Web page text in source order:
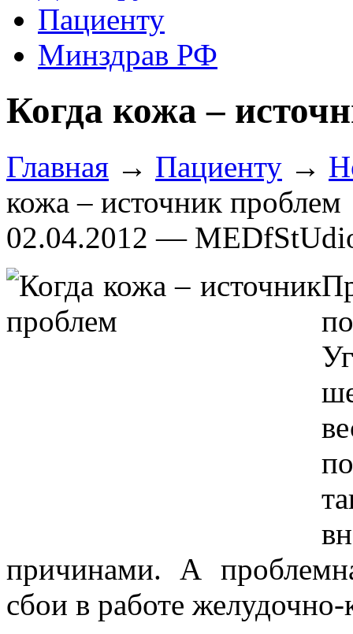
Пациенту
Минздрав РФ
Когда кожа –
Главная → Пациенту →
кожа – источник проблем
02.04.2012 —
причинами. А
сбои в работе